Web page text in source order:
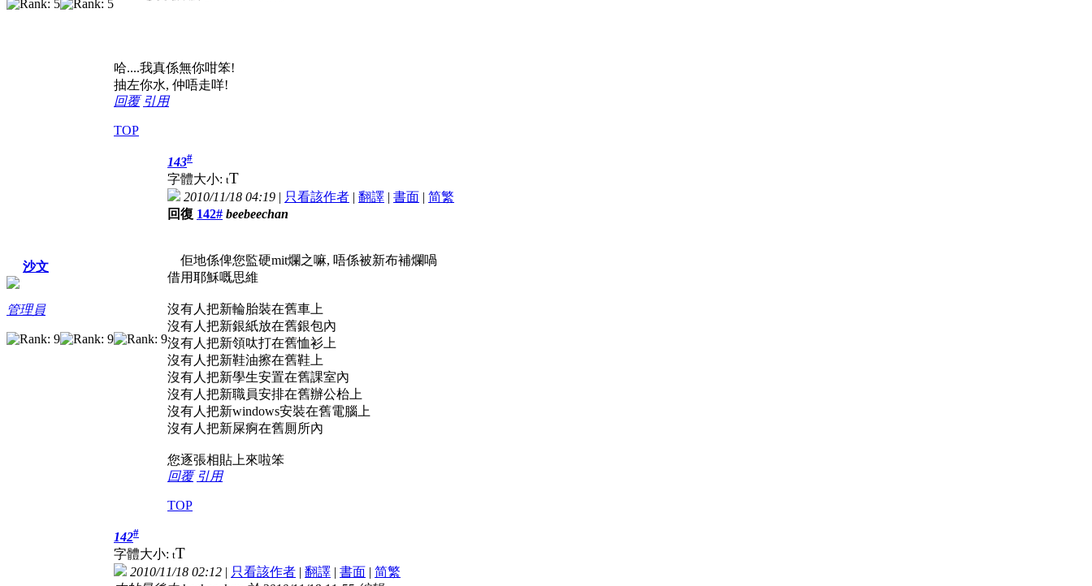
哈....我真係無你咁笨!
抽左你水, 仲唔走咩!
回覆 引用
TOP
沙文
管理員
143#
字體大小: tT
2010/11/18 04:19 | 只看該作者 | 翻譯 | 書面 | 简繁
回復 142# beebeechan
佢地係俾您監硬mit爛之嘛, 唔係被新布補爛喎
借用耶穌嘅思維
沒有人把新輪胎裝在舊車上
沒有人把新銀紙放在舊銀包內
沒有人把新領呔打在舊恤衫上
沒有人把新鞋油擦在舊鞋上
沒有人把新學生安置在舊課室內
沒有人把新職員安排在舊辦公枱上
沒有人把新windows安裝在舊電腦上
沒有人把新屎痾在舊厠所內
您逐張相貼上來啦笨
回覆 引用
TOP
142#
字體大小: tT
2010/11/18 02:12 | 只看該作者 | 翻譯 | 書面 | 简繁